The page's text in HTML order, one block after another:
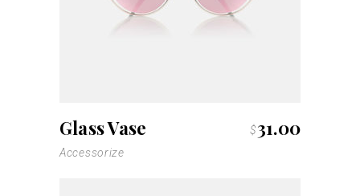
Glass Vase $31.00
Accessorize